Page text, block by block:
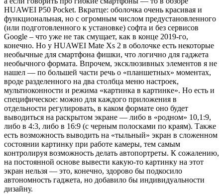
HUAWEI P50 Pocket. Вкратце: оболочка очень красивая и
функциональная, но с огромным числом предустановленного
(или подготовленного к установке) софта и без сервисов
Google – что уже не так смущает, как в конце 2019-го,
конечно. Но у HUAWEI Mate Xs 2 в оболочке есть некоторые
необычные для смартфона фишки, что логично для гаджета
необычного формата. Впрочем, эксклюзивных элементов я не
нашел — по большей части речь о «планшетных» моментах,
вроде разделенного на два столбца меню настроек,
мультиоконности и режима «картинка в картинке». Но есть и
специфическое: можно для каждого приложения в
отдельности регулировать, в каком формате оно будет
выводиться на раскрытом экране — либо в «родном» 10,1:9,
либо в 4:3, либо в 16:9 (с черным полосками по краям). Также
есть возможность выводить на «тыльный» экран в сложенном
состоянии картинку при работе камеры, тем самым
контролируя возможность делать автопортреты. К сожалению,
на постоянной основе вывести какую-то картинку на этот
экран нельзя — это, конечно, здорово бы подкосило
автономность гаджета, но добавило бы индивидуальности
дизайну.